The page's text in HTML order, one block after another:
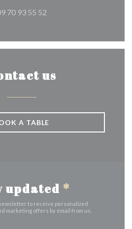
70 93 55 52
us
A TABLE
updated *
to receive personalized
marketing offers by email from us.